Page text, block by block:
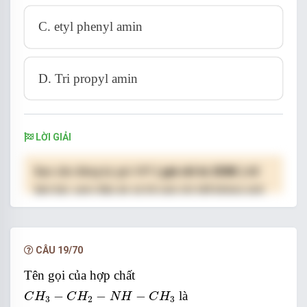
C. etyl phenyl amin
D. Tri propyl amin
LỜI GIẢI
( giá chỉ từ 250K )
làm bài, xem đáp án và lời giải chi tiết không giới
hạn.
CÂU 19/70
Tên gọi của hợp chất
CH3 − CH2 − NH − CH3
CH3 H2− −CH là